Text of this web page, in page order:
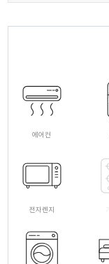
에어컨
전자렌지